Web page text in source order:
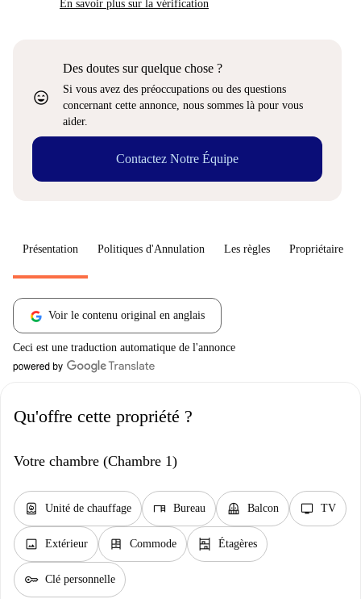
En savoir plus sur la vérification
sentiment_very_satisfied
Des doutes sur quelque chose ?
Si vous avez des préoccupations ou des questions
concernant cette annonce, nous sommes là pour vous
aider.
Contactez Notre Équipe
Présentation Politiques d'Annulation Les règles Propriétaire
Voir le contenu original en anglais
Ceci est une traduction automatique de l'annonce
Qu'offre cette propriété ?
Votre chambre (Chambre 1)
water_heater Unité de chauffage desk Bureau balcony Balcon tv TV
image Extérieur dresser Commode shelves Étagères
key Clé personnelle